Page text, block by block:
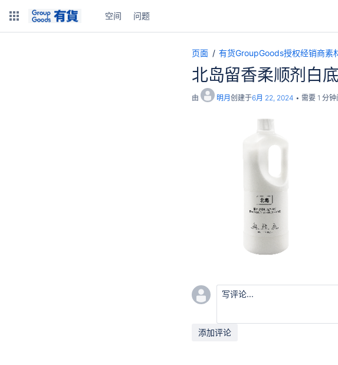
空间 问题
页面 有货GroupGoods授权经销商素
北岛留香柔顺剂白
由 明月 创建于6月 22, 2024 需要 1 分
写评论...
添加评论